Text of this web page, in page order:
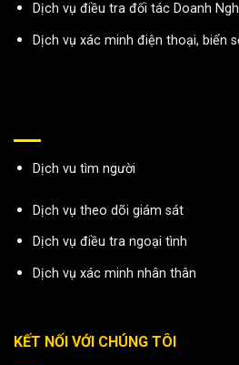
Dịch vụ điều tra đối tác Doanh
Dịch vụ xác minh điện thoại, biển
Dịch vu tìm người
Dịch vụ theo dõi giám sát
Dịch vụ điều tra ngoại tình
Dịch vụ xác minh nhân thân
KẾT NỐI VỚI CHÚNG TÔI